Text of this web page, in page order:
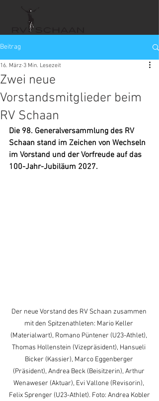
Beitrag
Zwei neue
Vorstandsmitglieder beim
RV Schaan
16. März 3 Min. Lesezeit
Die 98. Generalversammlung des RV
Schaan stand im Zeichen von Wechseln
im Vorstand und der Vorfreude auf das
100-Jahr-Jubiläum 2027.
Der neue Vorstand des RV Schaan zusammen
mit den Spitzenathleten: Mario Keller
(Materialwart), Romano Püntener (U23-Athlet),
Thomas Hollenstein (Vizepräsident), Hansueli
Bicker (Kassier), Marco Eggenberger
(Präsident), Andrea Beck (Beisitzerin), Arthur
Wenaweser (Aktuar), Evi Vallone (Revisorin),
Felix Sprenger (U23-Athlet). Foto: Andrea Kobler